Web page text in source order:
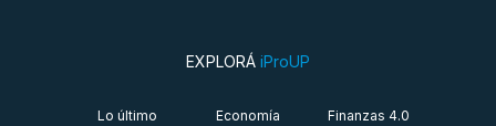
EXPLORÁ iProUP
Lo último
Economía
Finanzas 4.0